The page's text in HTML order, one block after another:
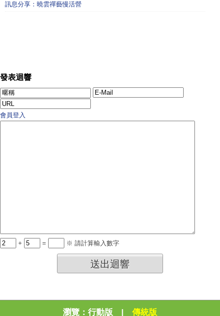
訊息分享：曉雲禪藝慢活營
發表迴響
會員登入
+ = ※ 請計算輸入數字
送出迴響
瀏覽： 行動版 | 傳統版